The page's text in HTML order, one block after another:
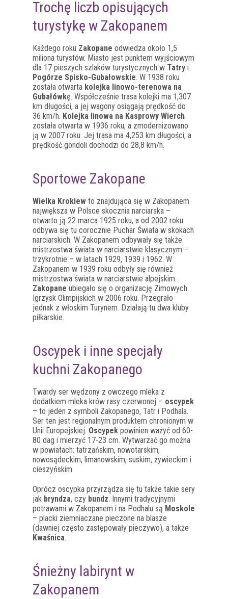
Trochę liczb opisujących
turystykę w Zakopanem
Każdego roku Zakopane odwiedza około 1,5
miliona turystów. Miasto jest punktem wyjściowym
dla 17 pieszych szlaków turystycznych w Tatry i
Pogórze Spisko-Gubałowskie. W 1938 roku
została otwarta kolejka linowo-terenowa na
Gubałówkę. Współcześnie trasa kolejki ma 1,307
km długości, a jej wagony osiągają prędkość do
36 km/h. Kolejka linowa na Kasprowy Wierch
została otwarta w 1936 roku, a zmodernizowano
ją w 2007 roku. Jej trasa ma 4,253 km długości, a
prędkość gondoli dochodzi do 28,8 km/h.
Sportowe Zakopane
Wielka Krokiew to znajdująca się w Zakopanem
największa w Polsce skocznia narciarska –
otwarto ją 22 marca 1925 roku, a od 2002 roku
odbywa się tu corocznie Puchar Świata w skokach
narciarskich. W Zakopanem odbywały się także
mistrzostwa świata w narciarstwie klasycznym –
trzykrotnie – w latach 1929, 1939 i 1962. W
Zakopanem w 1939 roku odbyły się również
mistrzostwa świata w narciarstwie alpejskim.
Zakopane ubiegało się o organizację Zimowych
Igrzysk Olimpijskich w 2006 roku. Przegrało
jednak z włoskim Turynem. Działają tu dwa kluby
piłkarskie.
Oscypek i inne specjały
kuchni Zakopanego
Twardy ser wędzony z owczego mleka z
dodatkiem mleka krów rasy czerwonej – oscypek
– to jeden z symboli Zakopanego, Tatr i Podhala.
Ser ten jest regionalnym produktem chronionym w
Unii Europejskiej. Oscypek powinien ważyć od 60-
80 dag i mierzyć 17-23 cm. Wytwarzać go można
w powiatach: tatrzańskim, nowotarskim,
nowosądeckim, limanowskim, suskim, żywieckim i
cieszyńskim.
Oprócz oscypka przyrządza się tu także takie sery
jak bryndza, czy bundz. Innymi tradycyjnymi
potrawami w Zakopanem i na Podhalu są Moskole
– placki ziemniaczane pieczone na blasze
(dawniej często zastępowały pieczywo), a także
Kwaśnica.
Śnieżny labirynt w
Zakopanem